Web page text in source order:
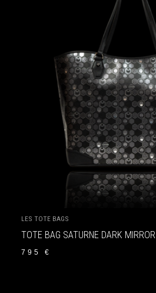
LES TOTE BAGS
TOTE BAG SATURNE DARK MIRROR
795€